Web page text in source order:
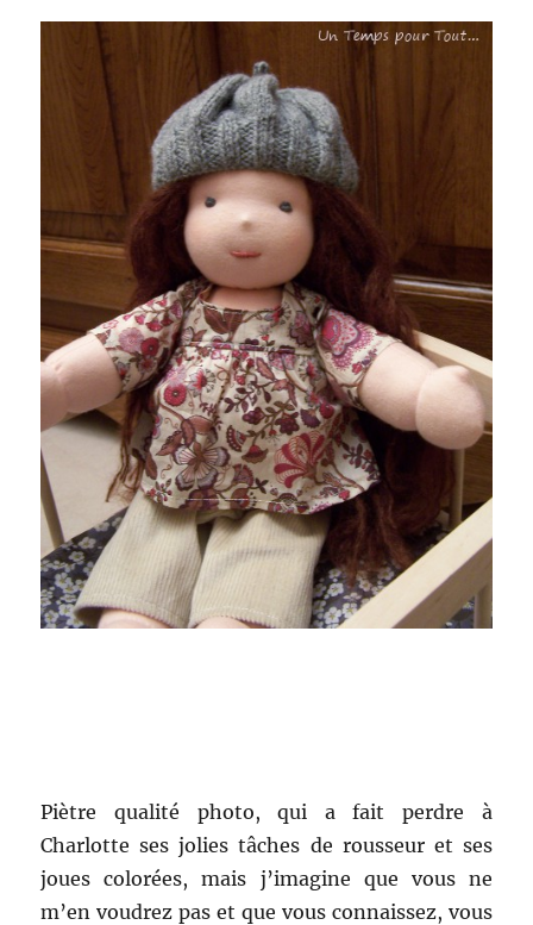
Piètre qualité photo, qui a fait perdre à
Charlotte ses jolies tâches de rousseur et ses
joues colorées, mais j’imagine que vous ne
m’en voudrez pas et que vous connaissez, vous